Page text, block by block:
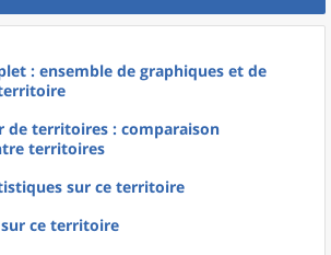
: ensemble de graphiques et de
de territoires : comparaison
territoires
sur ce territoire
ce territoire